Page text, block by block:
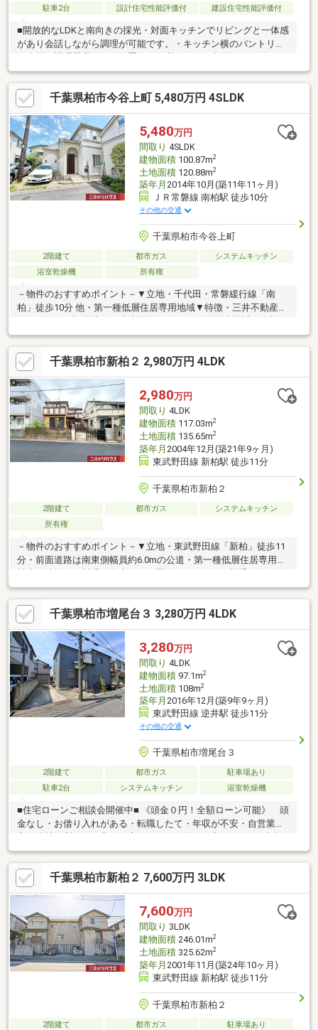
駐車2台
設計住宅性能評価付 建設住宅性能評価付
■開放的なLDKと南向きの採光・対面キッチンでリビングと一体感
があり会話しながら調理が可能です。・キッチン横のパントリー
ており、帰宅後の導線が短く掃除や入浴の管理がしやすい点が特
徴です。■用途別に分けられた充実の収納計画・玄関のSICや階段
下物入、各居室のクローゼットに加え、2階のWICとパントリーで
収納力を確保。季節用品や大型荷物、日常使いの靴や衣類を分け
て収納できます。■屋外空間と充実した周辺環境・1階に庭スペー
ス、2階にバルコニーがあります。・駐車2台可能！・増尾駅まで
徒歩約10分で通勤・通学に便利です！
千葉県柏市今谷上町 5,480万円 4SLDK
5,480万円
間取り 4SLDK
建物面積100.87m2
土地面積120.88m2
築年月 2014年10月(築11年11ヶ月)
ＪＲ常磐線 南柏駅 徒歩10分
その他の交通
千葉県柏市今谷上町
2階建て 都市ガス
システムキッチン
浴室乾燥機
所有権
－物件のおすすめポイント－▼立地・千代田・常磐緩行線「南
柏」徒歩10分 他・第一種低層住居専用地域▼特徴・三井不動産レ
弾む対面式キッチン、勝手口有・和室約4.5帖はLDと一体利用可
能・バルコニーは2部屋から出入り可能・人工芝を敷設のお庭有▼
設備・食洗機・浴室暖房乾燥機▼周辺環境・フードスクエアカス
ミ南柏駅前店 徒歩8分(約600m)・柏市立光ケ丘小学校 徒歩7分(約
530m)■ ご希望の住まい探しをお手伝いします ━━━━━・・・
物件の詳細・ご相談はお気軽にお問い合わせください。
千葉県柏市新柏２ 2,980万円 4LDK
2,980万円
間取り 4LDK
建物面積117.03m2
土地面積135.65m2
築年月 2004年12月(築21年9ヶ月)
東武野田線 新柏駅 徒歩11分
千葉県柏市新柏２
2階建て 都市ガス
システムキッチン
所有権
－物件のおすすめポイント－▼立地・東武野田線「新柏」徒歩11
分・前面道路は南東側幅員約6.0mの公道・第一種低層住居専用地
域内▼特徴・お料理に集中できる壁付けキッチン、勝手口有・約
5.5帖のキッチンはLDと廊下の2WAY動線・和室約8帖は独立配
置、客間などに活用可能・各洋室・和室・廊下に収納スペース
有・1階・2階にトイレ・洗面台があり、気兼ねなく利用可能▼周
辺環境・京北スーパー新柏店 徒歩7分(約550m)・名戸ケ谷第三公
園 徒歩1分(約80m)■ ご希望の住まい探しをお手伝いします
━━━━━・・・物件の詳細・ご相談はお気軽にお問い合わせく
ださい。
千葉県柏市増尾台３ 3,280万円 4LDK
3,280万円
間取り 4LDK
建物面積97.1m2
土地面積108m2
築年月 2016年12月(築9年9ヶ月)
東武野田線 逆井駅 徒歩11分
その他の交通
千葉県柏市増尾台３
2階建て 都市ガス
駐車場あり
駐車2台
システムキッチン 浴室乾燥機
■住宅ローンご相談会開催中■ 《頭金０円！全額ローン可能》 頭
金なし・お借り入れがある・転職したて・年収が不安・自営業の
ください♪≪おススメポイント≫◇ウォークインクローゼット1カ
所・パントリー、可動棚も付いていて置きたいものを整理しやす
くなっています。◇カウンターキッチン採用で子どもの様子を見
ながら作業できるのも安心、 食洗機が付いており、家事も楽々で
す♪◇トイレ2カ所付です。◇浴室には浴室乾燥機付きです。
千葉県柏市新柏２ 7,600万円 3LDK
7,600万円
間取り 3LDK
建物面積246.01m2
土地面積325.62m2
築年月 2001年11月(築24年10ヶ月)
東武野田線 新柏駅 徒歩11分
千葉県柏市新柏２
2階建て 都市ガス
駐車場あり